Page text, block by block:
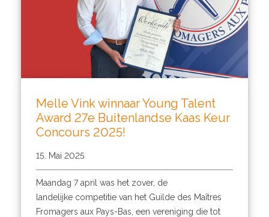
Melle Vink winnaar Young Talent
Award 27e Buitenlandse Kaas Keur
Concours 2025!
15. Mai 2025
Maandag 7 april was het zover, de
landelijke competitie van het Guilde des Maîtres
Fromagers aux Pays-Bas, een vereniging die tot